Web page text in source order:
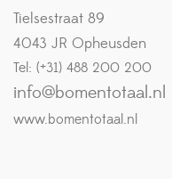
Tielsestraat 89
4043 JR Opheusden
Tel: (+31) 488 200 200
info@bomentotaal.nl
www.bomentotaal.nl